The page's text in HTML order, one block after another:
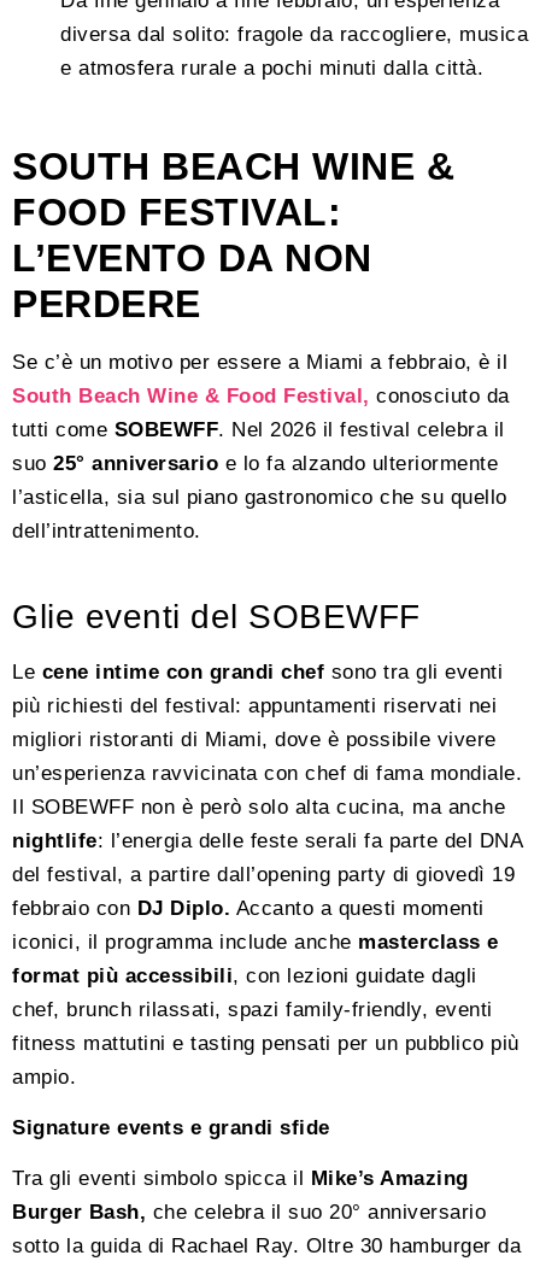
diversa dal solito: fragole da raccogliere, musica
e atmosfera rurale a pochi minuti dalla città.
SOUTH BEACH WINE &
FOOD FESTIVAL:
L’EVENTO DA NON
PERDERE
Se c’è un motivo per essere a Miami a febbraio, è il
South Beach Wine & Food Festival, conosciuto da
tutti come SOBEWFF. Nel 2026 il festival celebra il
suo 25° anniversario e lo fa alzando ulteriormente
l’asticella, sia sul piano gastronomico che su quello
dell’intrattenimento.
Glie eventi del SOBEWFF
Le cene intime con grandi chef sono tra gli eventi
più richiesti del festival: appuntamenti riservati nei
migliori ristoranti di Miami, dove è possibile vivere
un’esperienza ravvicinata con chef di fama mondiale.
Il SOBEWFF non è però solo alta cucina, ma anche
nightlife: l’energia delle feste serali fa parte del DNA
del festival, a partire dall’opening party di giovedì 19
febbraio con DJ Diplo. Accanto a questi momenti
iconici, il programma include anche masterclass e
format più accessibili, con lezioni guidate dagli
chef, brunch rilassati, spazi family-friendly, eventi
fitness mattutini e tasting pensati per un pubblico più
ampio.
Signature events e grandi sfide
Tra gli eventi simbolo spicca il
Mike’s Amazing
Burger Bash, che celebra il suo 20° anniversario
sotto la guida di Rachael Ray. Oltre 30 hamburger da